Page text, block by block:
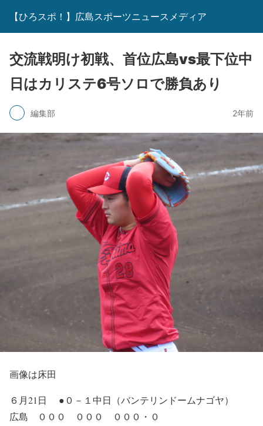
【ひろスポ！】広島スポーツニュースメディア
交流戦明け初戦、首位広島vs最下位中
日はカリステ6号ソロで勝負あり
編集部 2年前
画像は床田
６月21日 ●０－１中日（バンテリンドームナゴヤ）
広島 ０００ ０００ ０００・０